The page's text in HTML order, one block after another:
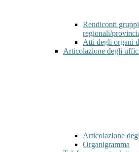
Rendiconti
regionali/
Atti degli organi
Articolazione degli
Articolazione
Organigramma